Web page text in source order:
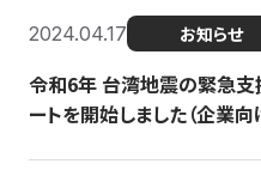
2024.04.17 お知らせ
令和6年 台湾地震の緊急支
ートを開始しました（企業向